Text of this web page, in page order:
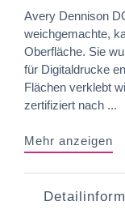
Avery Dennison
weichgemachte,
Oberfläche. Sie
für Digitaldrucke
Flächen verklebt
zertifiziert nach ...
Mehr anzeigen